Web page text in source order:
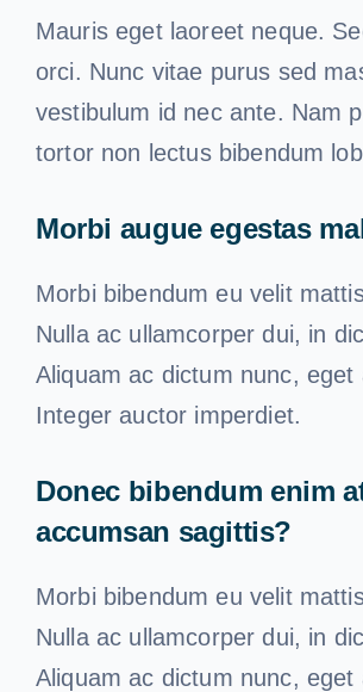
Mauris eget laoreet neque.
orci. Nunc vitae purus sed
vestibulum id nec ante. Nam
tortor non lectus bibendum
Morbi augue egestas
Morbi bibendum eu velit
Nulla ac ullamcorper dui, in
Aliquam ac dictum nunc, eget
Integer auctor imperdiet.
Donec bibendum enim
accumsan sagittis?
Morbi bibendum eu velit
Nulla ac ullamcorper dui, in
Aliquam ac dictum nunc, eget